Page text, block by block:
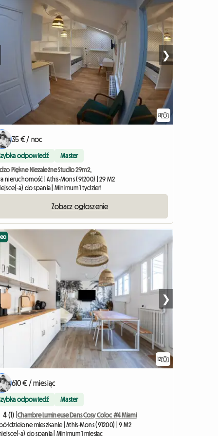
8
❯
35 € / noc
odpowiedź Master
Piękne Niezależne Studio 29m2,
nieruchomość | Athis-Mons (91200) | 29 M2
a) do spania | Minimum 1 tydzień
Zobacz ogłoszenie
12
❯
610 € / miesiąc
odpowiedź Master
4 (1) | Chambre Lumineuse Dans Cosy Coloc #4 Miami
mieszkanie | Athis-Mons (91200) | 9 M2
a) do spania | Minimum 1 miesiąc